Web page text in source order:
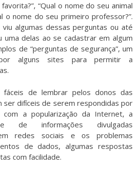
“Qual o nome do seu animal
o nome do seu primeiro professor?”.
algumas dessas perguntas ou até
uma delas ao se cadastrar em algum
de “perguntas de segurança”, um
alguns sites para permitir a
fáceis de lembrar pelos donos das
ser difíceis de serem respondidas por
a popularização da Internet, a
de informações divulgadas
redes sociais e os problemas
de dados, algumas respostas
com facilidade.